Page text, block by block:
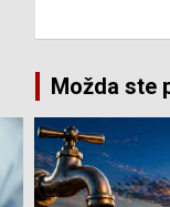
Možda ste